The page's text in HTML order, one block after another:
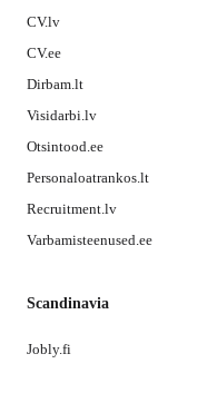
CV.lv
CV.ee
Dirbam.lt
Visidarbi.lv
Otsintood.ee
Personaloatrankos.lt
Recruitment.lv
Varbamisteenused.ee
Scandinavia
Jobly.fi